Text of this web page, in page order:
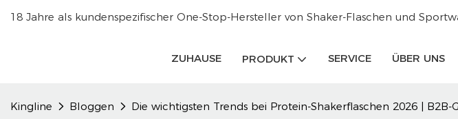
18 Jahre als kundenspezifischer One-Stop-Hersteller von Shaker-Flaschen und
ZUHAUSE PRODUKT SERVICE ÜBER UNS
Kingline Bloggen Die wichtigsten Trends bei Protein-Shakerflaschen 2026 |